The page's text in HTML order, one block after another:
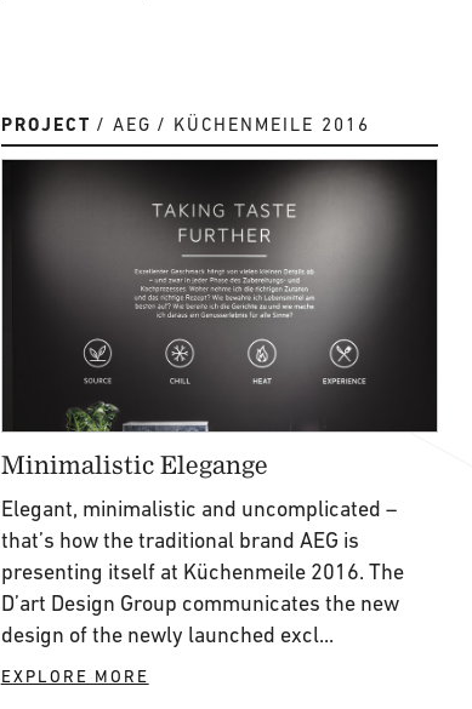
PROJECT AEG KÜCHENMEILE 2016
Minimalistic Elegange
Elegant, minimalistic and uncomplicated –
that’s how the traditional brand AEG is
presenting itself at Küchenmeile 2016. The
D’art Design Group communicates the new
design of the newly launched excl...
EXPLORE MORE